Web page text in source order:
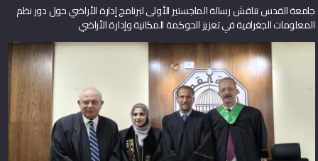
جامعة القدس تناقش رسالة الماجستير الأولى لبرنامج إدارة الأراضي حول دور نظم
المعلومات الجغرافية في تعزيز الحوكمة المكانية وإدارة الأراضي